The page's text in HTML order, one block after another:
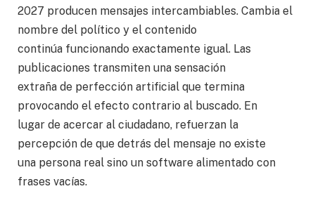
2027 producen mensajes intercambiables. Cambia el
nombre del político y el contenido
continúa funcionando exactamente igual. Las
publicaciones transmiten una sensación
extraña de perfección artificial que termina
provocando el efecto contrario al buscado. En
lugar de acercar al ciudadano, refuerzan la
percepción de que detrás del mensaje no existe
una persona real sino un software alimentado con
frases vacías.